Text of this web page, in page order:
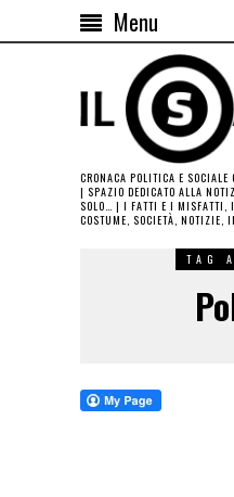
Menu
CRONACA POLITICA E
| SPAZIO DEDICATO ALLA
SOLO… | I FATTI E I MISFATTI,
COSTUME, SOCIETÀ, NOTIZIE,
TAG